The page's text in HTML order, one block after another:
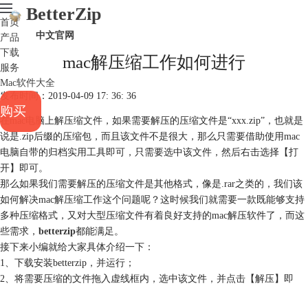
BetterZip
中文官网
首页
产品
下载
服务
Mac软件大全
购买
mac解压缩工作如何进行
发布时间：2019-04-09 17: 36: 36
在mac电脑上解压缩文件，如果需要解压的压缩文件是“xxx.zip”，也就是
说是.zip后缀的压缩包，而且该文件不是很大，那么只需要借助使用mac
电脑自带的归档实用工具即可，只需要选中该文件，然后右击选择【打
开】即可。
那么如果我们需要解压的压缩文件是其他格式，像是.rar之类的，我们该
如何解决mac解压缩工作这个问题呢？这时候我们就需要一款既能够支持
多种压缩格式，又对大型压缩文件有着良好支持的mac解压软件了，而这
些需求， betterzip都能满足。
接下来小编就给大家具体介绍一下：
1、下载安装betterzip，并运行；
2、将需要压缩的文件拖入虚线框内，选中该文件，并点击【解压】即